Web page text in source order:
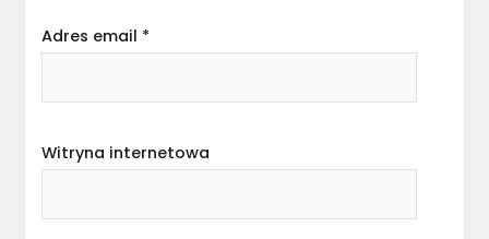
Adres email *
Witryna internetowa